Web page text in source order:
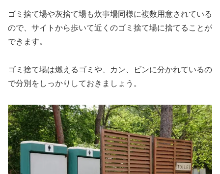
ゴミ捨て場や灰捨て場も炊事場同様に複数用意されている
ので、サイトから歩いて近くのゴミ捨て場に捨てることが
できます。
ゴミ捨て場は燃えるゴミや、カン、ビンに分かれているの
で分別をしっかりしておきましょう。